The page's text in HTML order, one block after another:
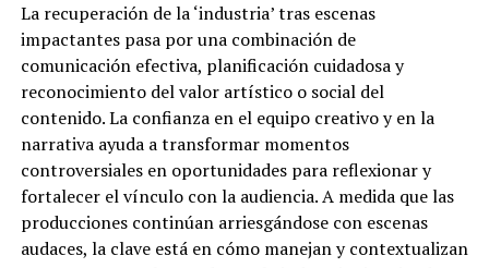
La recuperación de la ‘industria’ tras escenas
impactantes pasa por una combinación de
comunicación efectiva, planificación cuidadosa y
reconocimiento del valor artístico o social del
contenido. La confianza en el equipo creativo y en la
narrativa ayuda a transformar momentos
controversiales en oportunidades para reflexionar y
fortalecer el vínculo con la audiencia. A medida que las
producciones continúan arriesgándose con escenas
audaces, la clave está en cómo manejan y contextualizan